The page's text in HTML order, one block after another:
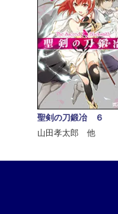
聖剣の刀鍛冶 ６
山田孝太郎 他